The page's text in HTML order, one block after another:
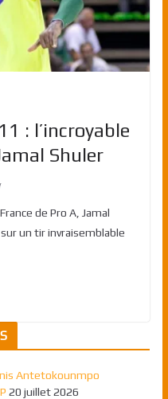
: l’incroyable
Shuler
de Pro A, Jamal
un tir invraisemblable
Antetokounmpo
20 juillet 2026